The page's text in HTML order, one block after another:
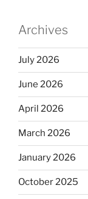
Archives
July 2026
June 2026
April 2026
March 2026
January 2026
October 2025